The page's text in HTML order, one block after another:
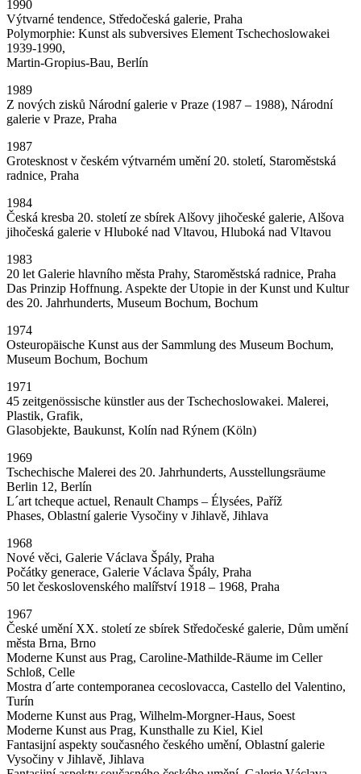
1990
Výtvarné tendence, Středočeská galerie, Praha
Polymorphie: Kunst als subversives Element Tschechoslowakei
1939-1990,
Martin-Gropius-Bau, Berlín
1989
Z nových zisků Národní galerie v Praze (1987 – 1988), Národní
galerie v Praze, Praha
1987
Grotesknost v českém výtvarném umění 20. století, Staroměstská
radnice, Praha
1984
Česká kresba 20. století ze sbírek Alšovy jihočeské galerie, Alšova
jihočeská galerie v Hluboké nad Vltavou, Hluboká nad Vltavou
1983
20 let Galerie hlavního města Prahy, Staroměstská radnice, Praha
Das Prinzip Hoffnung. Aspekte der Utopie in der Kunst und Kultur
des 20. Jahrhunderts, Museum Bochum, Bochum
1974
Osteuropäische Kunst aus der Sammlung des Museum Bochum,
Museum Bochum, Bochum
1971
45 zeitgenössische künstler aus der Tschechoslowakei. Malerei,
Plastik, Grafik,
Glasobjekte, Baukunst, Kolín nad Rýnem (Köln)
1969
Tschechische Malerei des 20. Jahrhunderts, Ausstellungsräume
Berlin 12, Berlín
L´art tcheque actuel, Renault Champs – Élysées, Paříž
Phases, Oblastní galerie Vysočiny v Jihlavě, Jihlava
1968
Nové věci, Galerie Václava Špály, Praha
Počátky generace, Galerie Václava Špály, Praha
50 let československého malířství 1918 – 1968, Praha
1967
České umění XX. století ze sbírek Středočeské galerie, Dům umění
města Brna, Brno
Moderne Kunst aus Prag, Caroline-Mathilde-Räume im Celler
Schloß, Celle
Mostra d´arte contemporanea cecoslovacca, Castello del Valentino,
Turín
Moderne Kunst aus Prag, Wilhelm-Morgner-Haus, Soest
Moderne Kunst aus Prag, Kunsthalle zu Kiel, Kiel
Fantasijní aspekty současného českého umění, Oblastní galerie
Vysočiny v Jihlavě, Jihlava